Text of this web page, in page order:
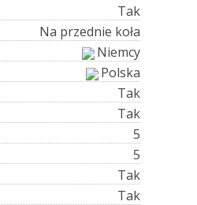
Tak
Na przednie koła
Niemcy
Polska
Tak
Tak
5
5
Tak
Tak